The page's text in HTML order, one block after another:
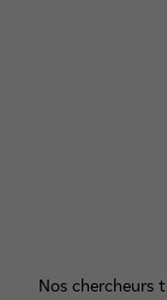
Nos chercheurs